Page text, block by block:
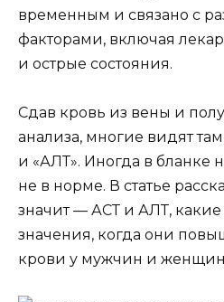
временным и связано с
факторами, включая
и острые состояния.
Сдав кровь из вены и
анализа, многие видят
и «АЛТ». Иногда в бланке
не в норме. В статье
значит — АСТ и АЛТ,
значения, когда они
крови у мужчин и женщин